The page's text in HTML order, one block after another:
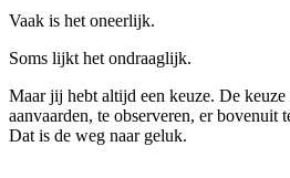
Vaak is het oneerlijk.
Soms lijkt het ondraaglijk.
Maar jij hebt altijd een keuze. De
aanvaarden, te observeren, er bovenuit
Dat is de weg naar geluk.